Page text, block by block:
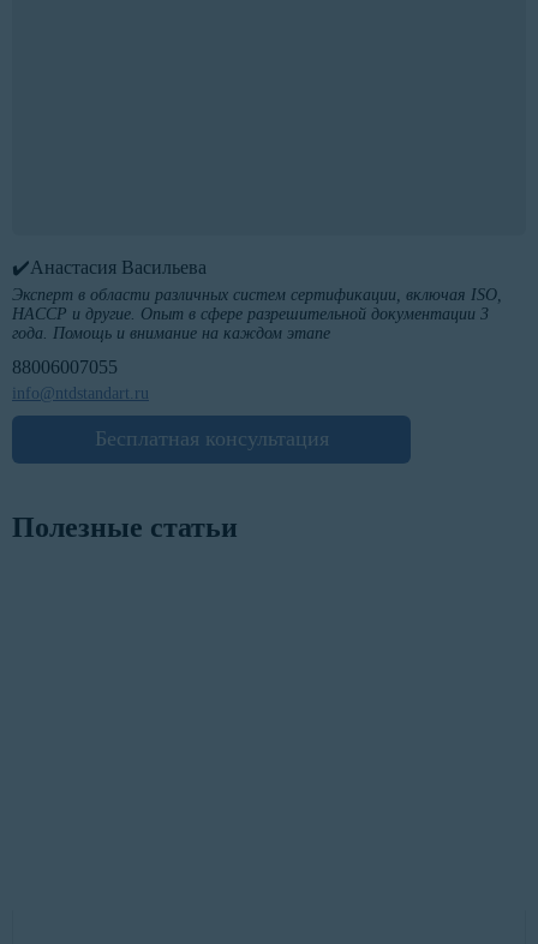
✔️Анастасия Васильева
Эксперт в области различных систем сертификации, включая ISO,
HACCP и другие. Опыт в сфере разрешительной документации 3
года. Помощь и внимание на каждом этапе
88006007055
info@ntdstandart.ru
Бесплатная консультация
Полезные статьи